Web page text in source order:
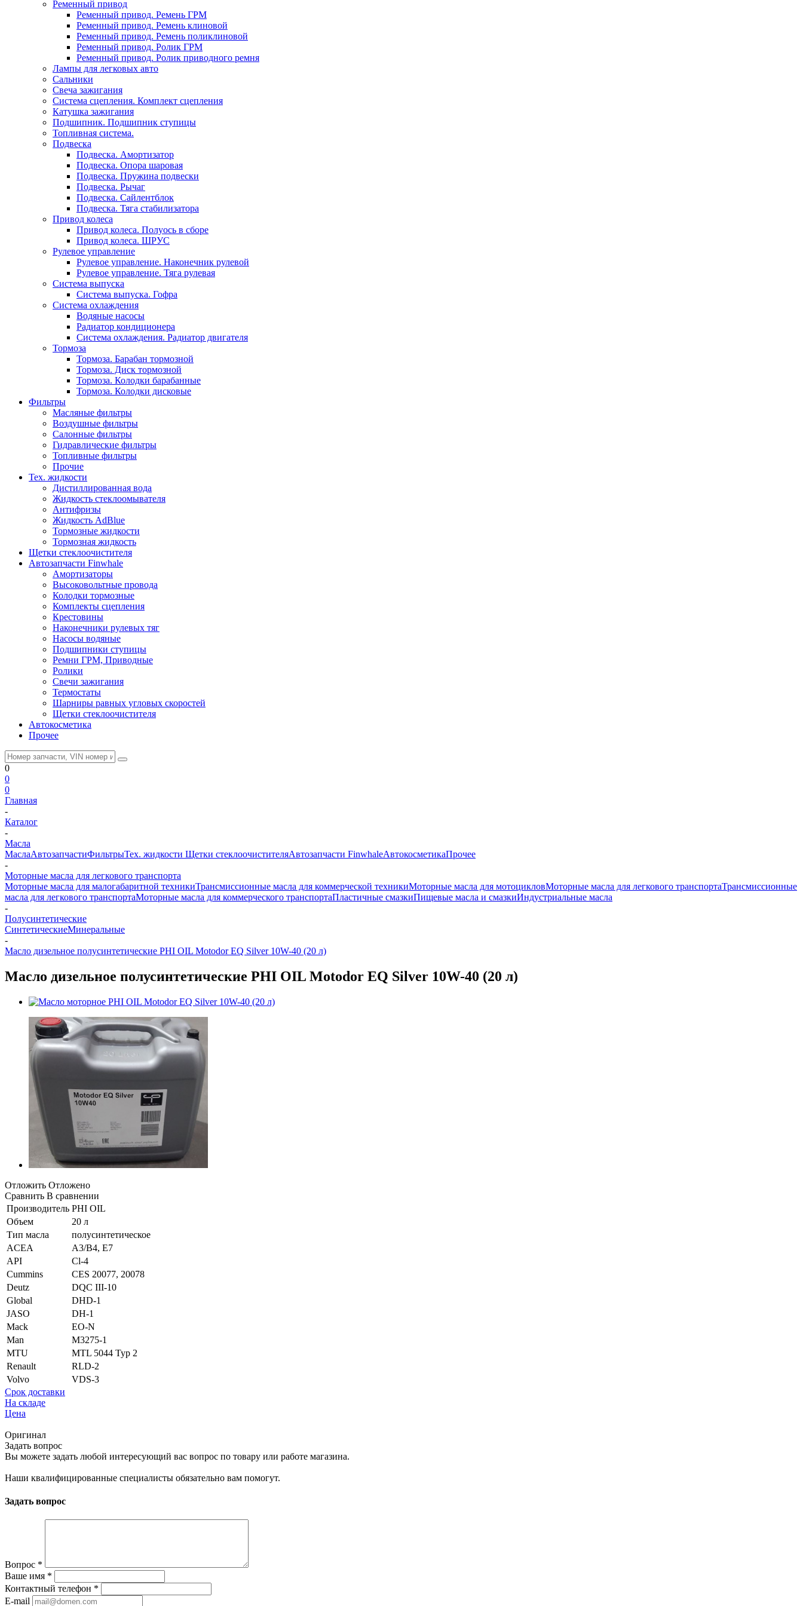
Ременный привод
Ременный привод. Ремень ГРМ
Ременный привод. Ремень клиновой
Ременный привод. Ремень поликлиновой
Ременный привод. Ролик ГРМ
Ременный привод. Ролик приводного ремня
Лампы для легковых авто
Сальники
Свеча зажигания
Система сцепления. Комплект сцепления
Катушка зажигания
Подшипник. Подшипник ступицы
Топливная система.
Подвеска
Подвеска. Амортизатор
Подвеска. Опора шаровая
Подвеска. Пружина подвески
Подвеска. Рычаг
Подвеска. Сайлентблок
Подвеска. Тяга стабилизатора
Привод колеса
Привод колеса. Полуось в сборе
Привод колеса. ШРУС
Рулевое управление
Рулевое управление. Наконечник рулевой
Рулевое управление. Тяга рулевая
Система выпуска
Система выпуска. Гофра
Система охлаждения
Водяные насосы
Радиатор кондиционера
Система охлаждения. Радиатор двигателя
Тормоза
Тормоза. Барабан тормозной
Тормоза. Диск тормозной
Тормоза. Колодки барабанные
Тормоза. Колодки дисковые
Фильтры
Масляные фильтры
Воздушные фильтры
Салонные фильтры
Гидравлические фильтры
Топливные фильтры
Прочие
Тех. жидкости
Дистиллированная вода
Жидкость стеклоомывателя
Антифризы
Жидкость AdBlue
Тормозные жидкости
Тормозная жидкость
Щетки стеклоочистителя
Автозапчасти Finwhale
Амортизаторы
Высоковольтные провода
Колодки тормозные
Комплекты сцепления
Крестовины
Наконечники рулевых тяг
Насосы водяные
Подшипники ступицы
Ремни ГРМ, Приводные
Ролики
Свечи зажигания
Термостаты
Шарниры равных угловых скоростей
Щетки стеклоочистителя
Автокосметика
Прочее
0
0
0
Главная
-
Каталог
-
Масла
МаслаАвтозапчастиФильтрыТех. жидкости Щетки стеклоочистителяАвтозапчасти FinwhaleАвтокосметикаПрочее
-
Моторные масла для легкового транспорта
Моторные масла для малогабаритной техникиТрансмиссионные масла для коммерческой техникиМоторные масла для мотоцикловМоторные масла для легкового транспортаТрансмиссионные
масла для легкового транспортаМоторные масла для коммерческого транспортаПластичные смазкиПищевые масла и смазкиИндустриальные масла
-
Полусинтетические
СинтетическиеМинеральные
-
Масло дизельное полусинтетические PHI OIL Motodor EQ Silver 10W-40 (20 л)
Масло дизельное полусинтетические PHI OIL Motodor EQ Silver 10W-40 (20 л)
Отложить Отложено
Сравнить В сравнении
Производитель PHI OIL
Объем
20 л
Тип масла
полусинтетическое
ACEA
A3/B4, E7
API
Cl-4
Cummins
CES 20077, 20078
Deutz
DQC III-10
Global
DHD-1
JASO
DH-1
Mack
EO-N
Man
M3275-1
MTU
MTL 5044 Typ 2
Renault
RLD-2
Volvo
VDS-3
Срок доставки
На складе
Цена
Оригинал
Задать вопрос
Вы можете задать любой интересующий вас вопрос по товару или работе магазина.
Наши квалифицированные специалисты обязательно вам помогут.
Задать вопрос
Вопрос *
Ваше имя *
Контактный телефон *
E-mail